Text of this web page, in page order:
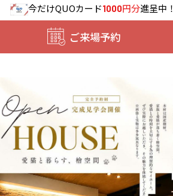
今だけQUOカード1000円分進呈中！
ご来場予約